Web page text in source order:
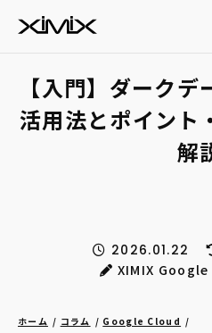
【入門】ダーク
活用法とポイント
解
2026.01.22
XIMIX
ホーム コラム
Google Cloud